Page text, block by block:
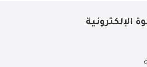
الإلكترونية